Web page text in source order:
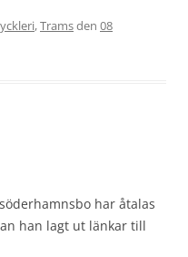
,Tramsden 08
har åtalas
han lagt ut länkar till